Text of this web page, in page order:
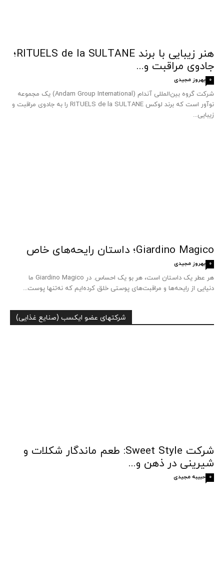
هنر زیبایی با برند RITUELS de la SULTANE؛
جادوی مراقبت و...
بهروز مجیدی 0
شرکت گروه بین‌المللی آندام (Andam Group International) یک مجموعه
نوآور است که برند لوکس RITUELS de la SULTANE را به جادوی مراقبت و
زیبایی...
Giardino Magico؛ داستان رایحه‌های خاص
بهروز مجیدی 0
هر عطر یک داستان است، هر بو یک احساس. در Giardino Magico ما
دنیایی از رایحه‌ها و مراقبت‌های پوستی خلق کرده‌ایم که نه‌تنها پوست...
شرکتهای عضو ایکسب (صنایع غذایی)
شرکت Sweet Style: طعم ماندگار شکلات و
شیرینی در ذهن و...
حبیبه مجیدی 0